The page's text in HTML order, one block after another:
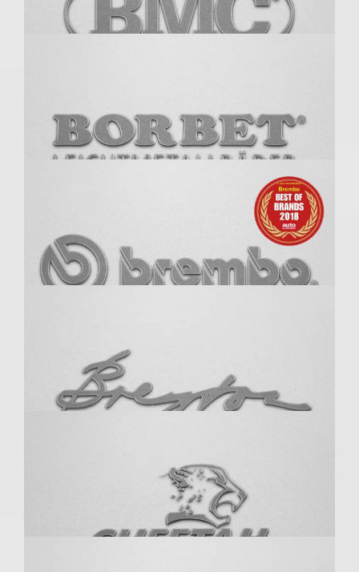
Bilstein
Brembo